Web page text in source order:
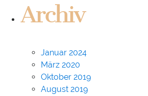
Archiv
Januar 2024
März 2020
Oktober 2019
August 2019